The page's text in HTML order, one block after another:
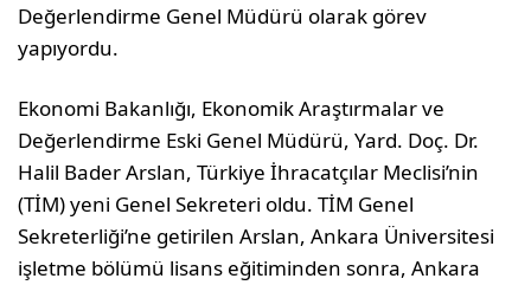
Değerlendirme Genel Müdürü olarak görev
yapıyordu.
Ekonomi Bakanlığı, Ekonomik Araştırmalar ve
Değerlendirme Eski Genel Müdürü, Yard. Doç. Dr.
Halil Bader Arslan, Türkiye İhracatçılar Meclisi’nin
(TİM) yeni Genel Sekreteri oldu. TİM Genel
Sekreterliği’ne getirilen Arslan, Ankara Üniversitesi
işletme bölümü lisans eğitiminden sonra, Ankara